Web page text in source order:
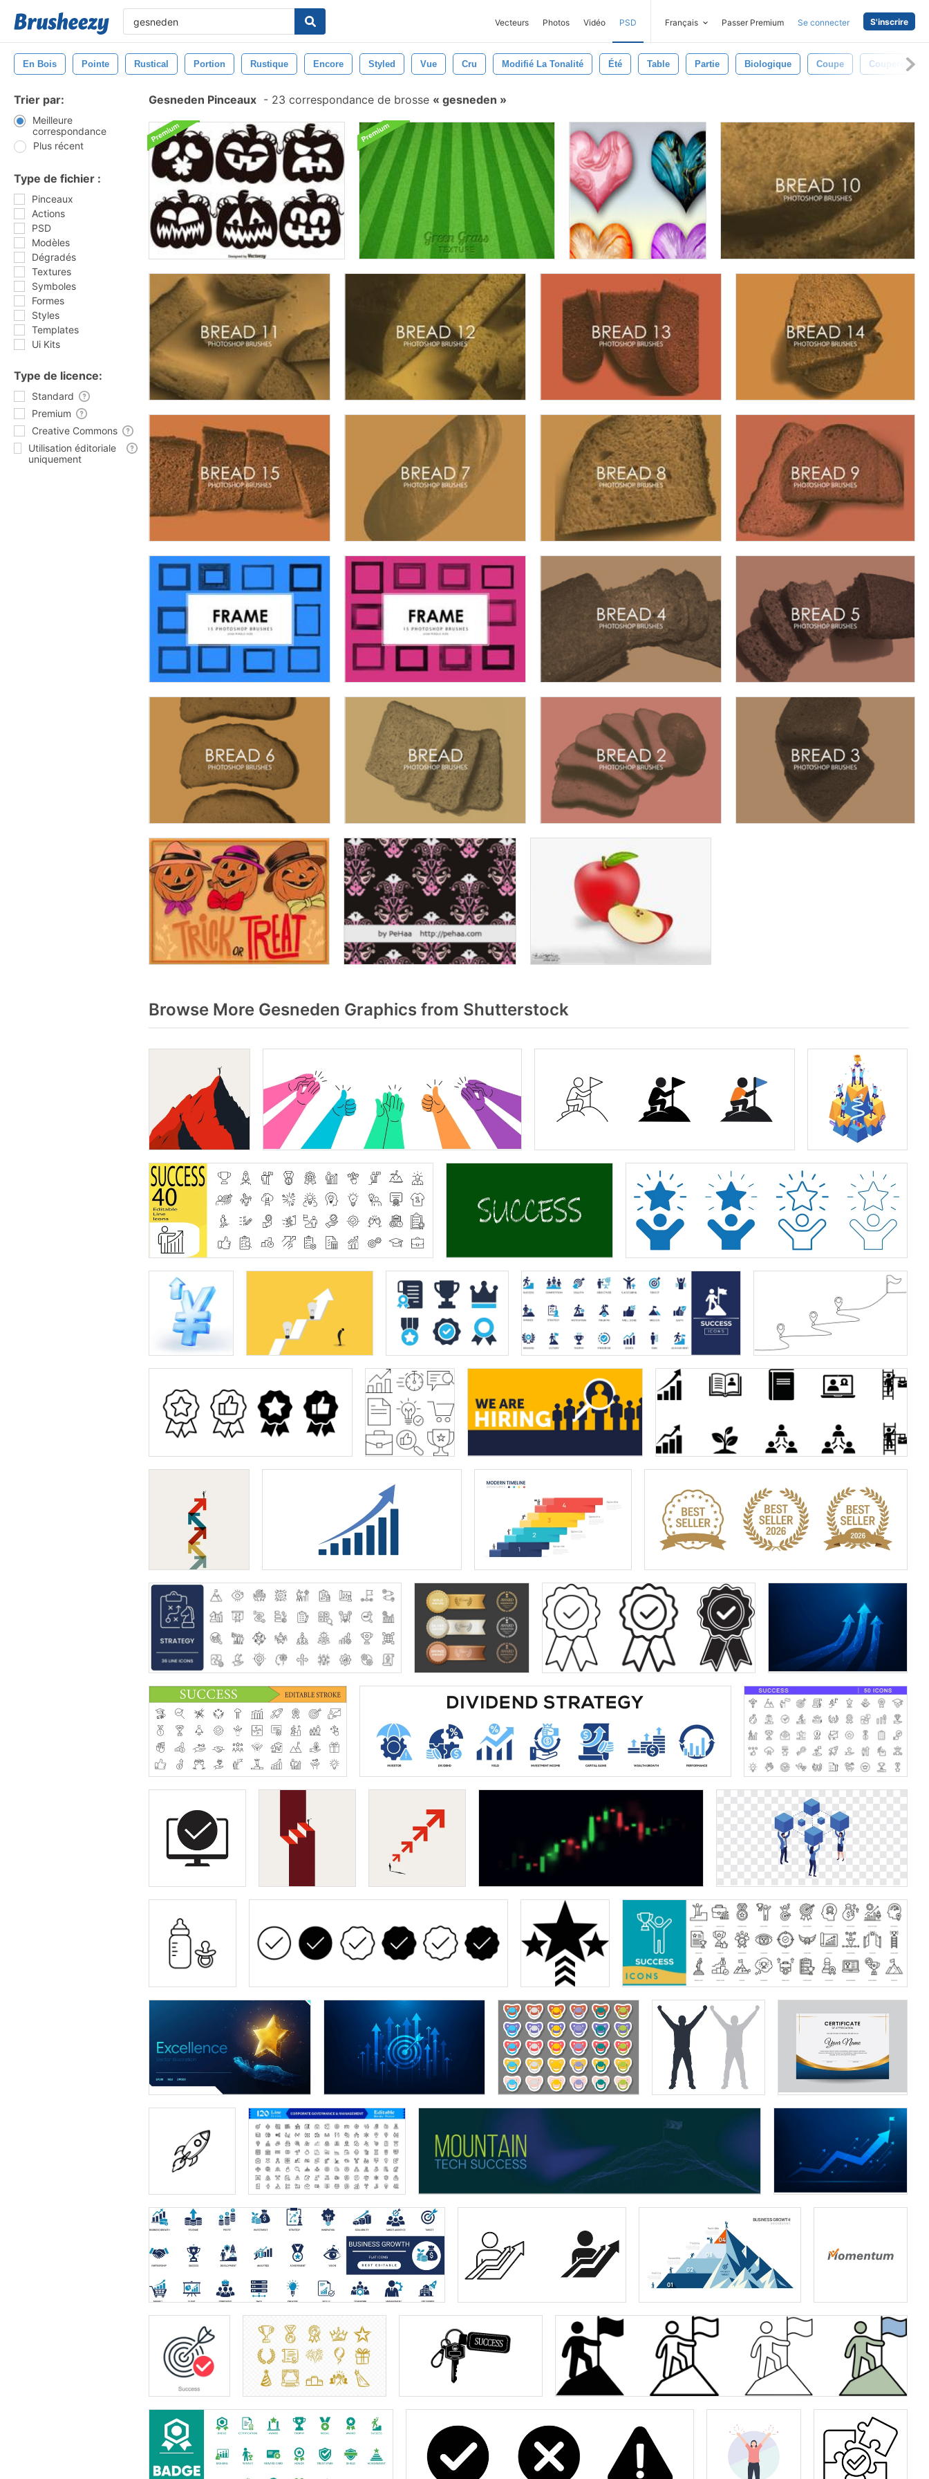
Vecteurs Photos Vidéo PSD Français Passer Premium Se connecter S'inscrire
En Bois Pointe Rustical Portion Rustique Encore Styled Vue Cru Modifié La Tonalité Été Table Partie Biologique Coupe Couperet
Trier par:
Meilleure
correspondance
Plus récent
Type de fichier :
Pinceaux
Actions
PSD
Modèles
Dégradés
Textures
Symboles
Formes
Styles
Templates
Ui Kits
Type de licence:
Standard
Premium
Creative Commons
Utilisation éditoriale
uniquement
Gesneden Pinceaux - 23 correspondance de brosse gesneden
Browse More Gesneden Graphics from Shutterstock